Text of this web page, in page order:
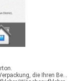
die Ihren Bedarf übereinstimmt